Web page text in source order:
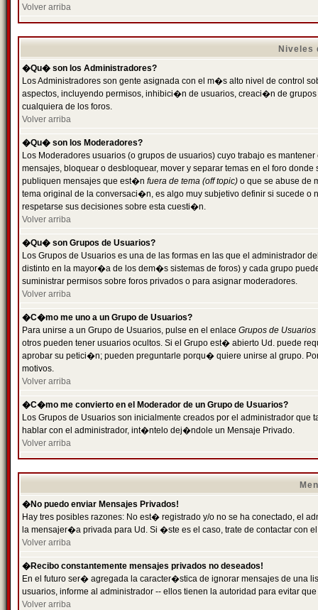
Volver arriba
Niveles
�Qu� son los Administradores?
Los Administradores son gente asignada con el m�s alto nivel de control
aspectos, incluyendo permisos, inhibici�n de usuarios, creaci�n de
cualquiera de los foros.
Volver arriba
�Qu� son los Moderadores?
Los Moderadores usuarios (o grupos de usuarios) cuyo trabajo es
mensajes, bloquear o desbloquear, mover y separar temas en el foro
publiquen mensajes que est�n fuera de tema (off topic) o que se abuse de
tema original de la conversaci�n, es algo muy subjetivo definir si sucede
respetarse sus decisiones sobre esta cuesti�n.
Volver arriba
�Qu� son Grupos de Usuarios?
Los Grupos de Usuarios es una de las formas en las que el administrador
distinto en la mayor�a de los dem�s sistemas de foros) y cada grupo
suministrar permisos sobre foros privados o para asignar moderadores.
Volver arriba
�C�mo me uno a un Grupo de Usuarios?
Para unirse a un Grupo de Usuarios, pulse en el enlace Grupos de Usuarios
otros pueden tener usuarios ocultos. Si el Grupo est� abierto Ud. puede
aprobar su petici�n; pueden preguntarle porqu� quiere unirse al grupo.
motivos.
Volver arriba
�C�mo me convierto en el Moderador de un Grupo de Usuarios?
Los Grupos de Usuarios son inicialmente creados por el administrador
hablar con el administrador, int�ntelo dej�ndole un Mensaje Privado.
Volver arriba
�No puedo enviar Mensajes Privados!
Hay tres posibles razones: No est� registrado y/o no se ha conectado, el
la mensajer�a privada para Ud. Si �ste es el caso, trate de contactar con
Volver arriba
�Recibo constantemente mensajes privados no deseados!
En el futuro ser� agregada la caracter�stica de ignorar mensajes de una
usuarios, informe al administrador -- ellos tienen la autoridad para evitar
Volver arriba